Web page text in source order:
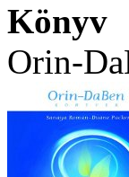
Könyv
Orin-